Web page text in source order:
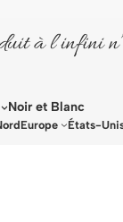
à l’infini
Noir et Blanc
Europe États-